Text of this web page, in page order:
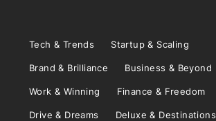
Tech & Trends Startup & Scaling
Brand & Brilliance Business & Beyond
Work & Winning Finance & Freedom
Drive & Dreams Deluxe & Destinations